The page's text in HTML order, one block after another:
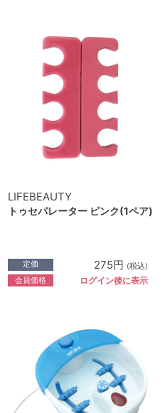
LIFEBEAUTY
トゥセパレーター ピンク(1ペア)
定価 275円 (税込)
会員価格 ログイン後に表示